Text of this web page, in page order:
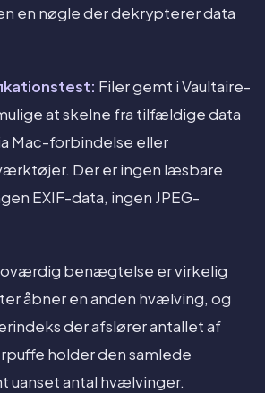
en nøgle der dekrypterer data
Filer gemt i Vaultaire-
at skelne fra tilfældige data
Mac-forbindelse eller
Der er ingen læsbare
EXIF-data, ingen JPEG-
benægtelse er virkelig
åbner en anden hvælving, og
der afslører antallet af
holder den samlede
uanset antal hvælvinger.